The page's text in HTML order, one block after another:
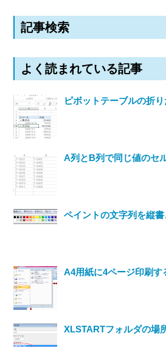
記事検索
よく読まれている記事
ピボットテーブルの折
A列とB列で同じ値のセ
ペイントの文字列を縦
A4用紙に4ページ印刷す
XLSTARTフォルダの場